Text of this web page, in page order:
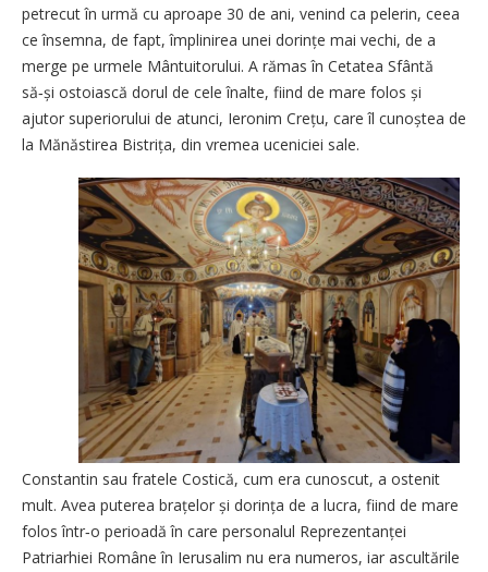
petrecut în urmă cu aproape 30 de ani, venind ca pelerin, ceea
ce însemna, de fapt, împlinirea unei dorințe mai vechi, de a
merge pe urmele Mântuitorului. A rămas în Cetatea Sfântă
să‑și ostoiască dorul de cele înalte, fiind de mare folos și
ajutor superiorului de atunci, Ieronim Crețu, care îl cunoștea de
la Mănăstirea Bistrița, din vremea uceniciei sale.
Constantin sau fratele Costică, cum era cunoscut, a ostenit
mult. Avea puterea brațelor și dorința de a lucra, fiind de mare
folos într‑o perioadă în care personalul Reprezentanței
Patriarhiei Române în Ierusalim nu era numeros, iar ascultările